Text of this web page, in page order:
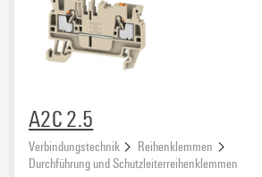
TS 32(36)
TS 35(980)
A2C 2.5
Verbindungstechnik
Reihenklemmen
Durchführung und Schutzleiterreihenklemmen